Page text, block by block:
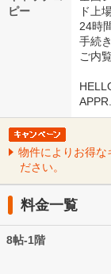
ピー
ド上
24時
手続
ご内
物件によりお得な
ださい。
料金一覧
8帖-1階